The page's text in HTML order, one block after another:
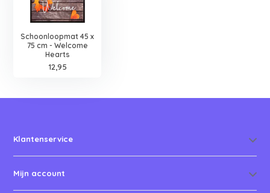
Schoonloopmat 45 x
75 cm - Welcome
Hearts
12,95
Klantenservice
Mijn account